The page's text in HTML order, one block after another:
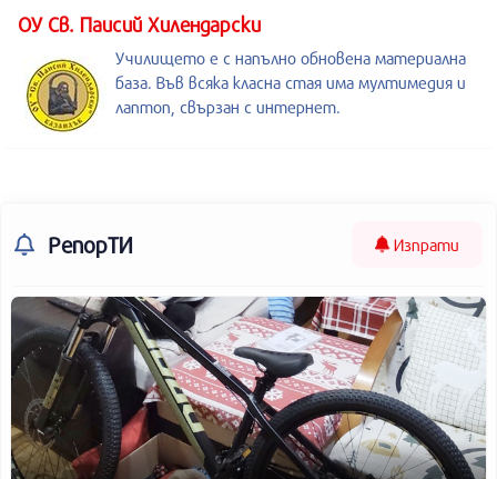
ОУ Св. Паисий Хилендарски
Училището е с напълно обновена материална
база. Във всяка класна стая има мултимедия и
лаптоп, свързан с интернет.
РепорТИ Изпрати